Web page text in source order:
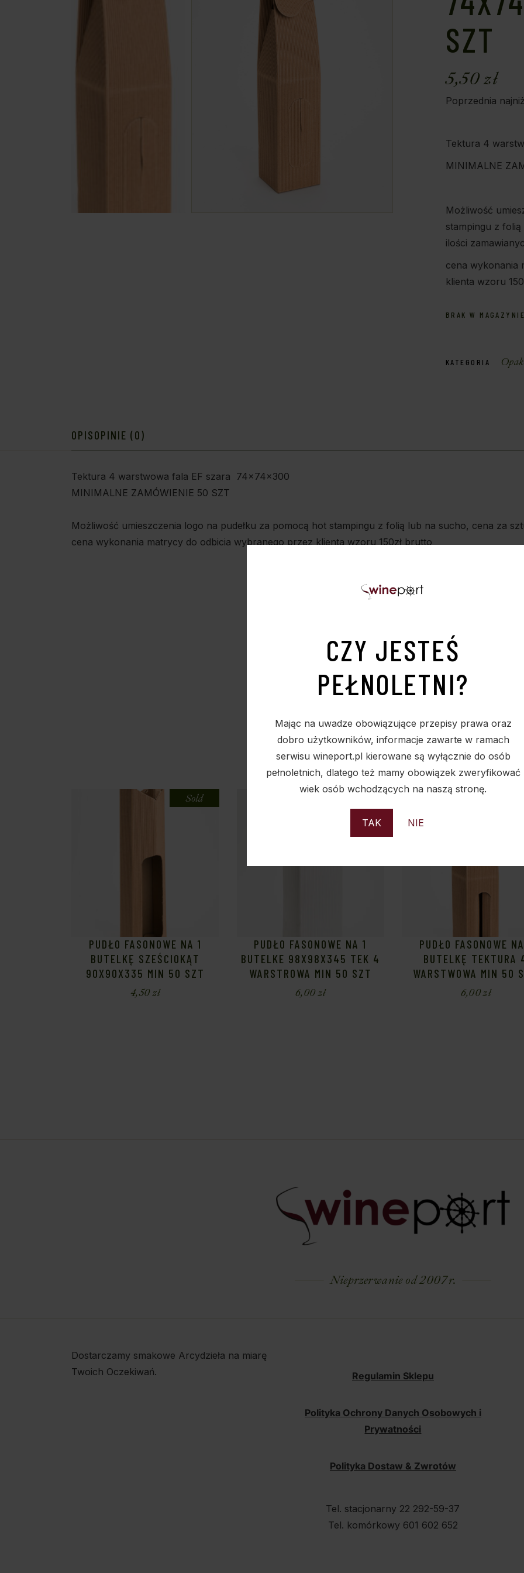
CZY JESTEŚ
PEŁNOLETNI?
Mając na uwadze obowiązujące przepisy prawa oraz
dobro użytkowników, informacje zawarte w ramach
serwisu wineport.pl kierowane są wyłącznie do osób
pełnoletnich, dlatego też mamy obowiązek zweryfikować
wiek osób wchodzących na naszą stronę.
TAK NIE
SZT
5,50zł
Poprzednia
Tektura 4
MINIMALNE
Możliwość
stampingu z
ilości
cena wykonania
klienta wzoru
BRAK W MAGAZYNIE
KATEGORIA
OPISOPINIE (0)
Tektura 4 warstwowa fala EF szara 74x74x300
MINIMALNE ZAMÓWIENIE 50 SZT
Możliwość umieszczenia logo na pudełku za pomocą hot stampingu z folią lub na sucho, cena za
cena wykonania matrycy do odbicia wybranego przez klienta wzoru 150zł brutto
PODOBNE PRODUKTY
Sold
PUDŁO FASONOWE NA 1
BUTELKĘ SZEŚCIOKĄT
90X90X335 MIN 50 SZT
4,50zł
PUDŁO FASONOWE NA 1
BUTELKE 98X98X345 TEK 4
WARSTROWA MIN 50 SZT
6,00zł
PUDŁO FASONOWE
BUTELKĘ TEKTURA
WARSTWOWA MIN 50
6,00zł
Nieprzerwanie od 2007 r.
Dostarczamy smakowe Arcydzieła na miarę
Twoich Oczekiwań.
Regulamin Sklepu
Polityka Ochrony Danych Osobowych i
Prywatności
Polityka Dostaw & Zwrotów
Tel. stacjonarny 22 292-59-37
Tel. komórkowy 601 602 652